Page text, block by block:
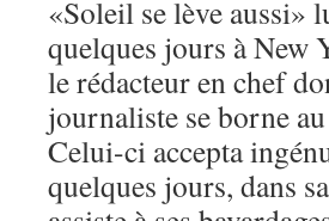
«Soleil se lève aussi»
quelques jours à New
le rédacteur en chef
journaliste se borne
Celui-ci accepta
quelques jours, dans